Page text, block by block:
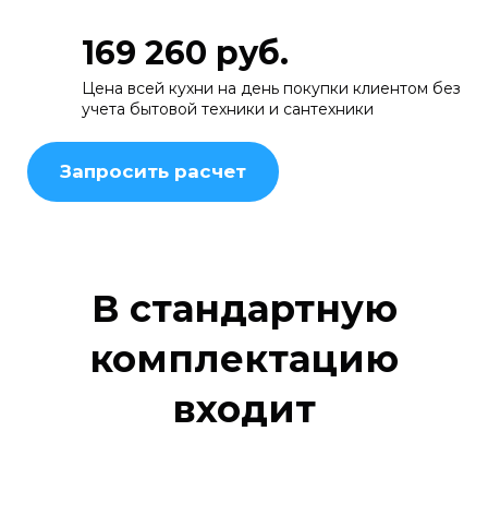
169 260 руб.
Цена всей кухни на день покупки клиентом без
учета бытовой техники и сантехники
Запросить расчет
В стандартную
комплектацию
входит